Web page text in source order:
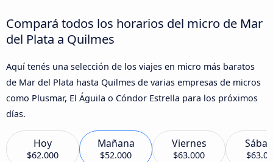
Compará todos los horarios del micro de Mar
del Plata a Quilmes
Aquí tenés una selección de los viajes en micro más baratos
de Mar del Plata hasta Quilmes de varias empresas de micros
como Plusmar, El Águila o Cóndor Estrella para los próximos
días.
Hoy
$62.000
Mañana
$52.000
Viernes
$63.000